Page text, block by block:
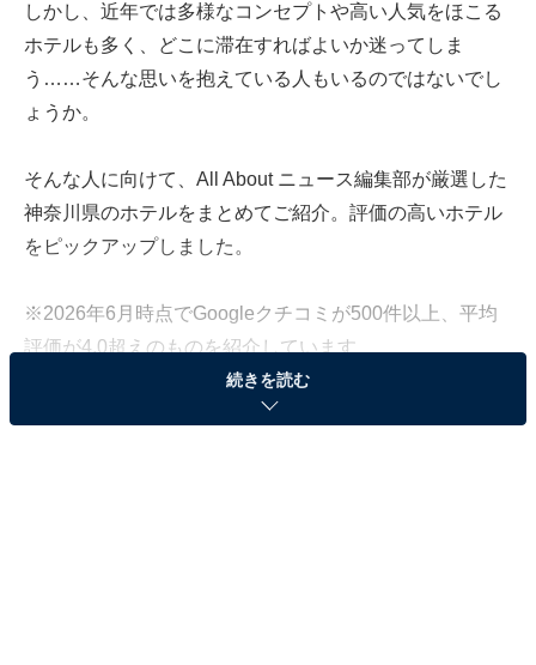
しかし、近年では多様なコンセプトや高い人気をほこる
ホテルも多く、どこに滞在すればよいか迷ってしま
う……そんな思いを抱えている人もいるのではないでし
ょうか。
そんな人に向けて、All About ニュース編集部が厳選した
神奈川県のホテルをまとめてご紹介。評価の高いホテル
をピックアップしました。
※2026年6月時点でGoogleクチコミが500件以上、平均
評価が4.0超えのものを紹介しています
この記事の執筆者： All About ニュース お買
続きを読む